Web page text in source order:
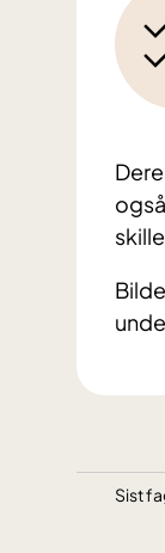
Sist